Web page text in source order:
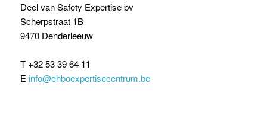
Deel van Safety Expertise bv
Scherpstraat 1B
9470 Denderleeuw
T +32 53 39 64 11
E info@ehboexpertisecentrum.be